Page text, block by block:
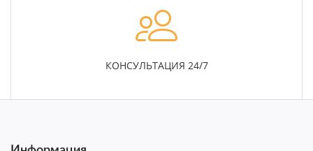
КОНСУЛЬТАЦИЯ 24/7